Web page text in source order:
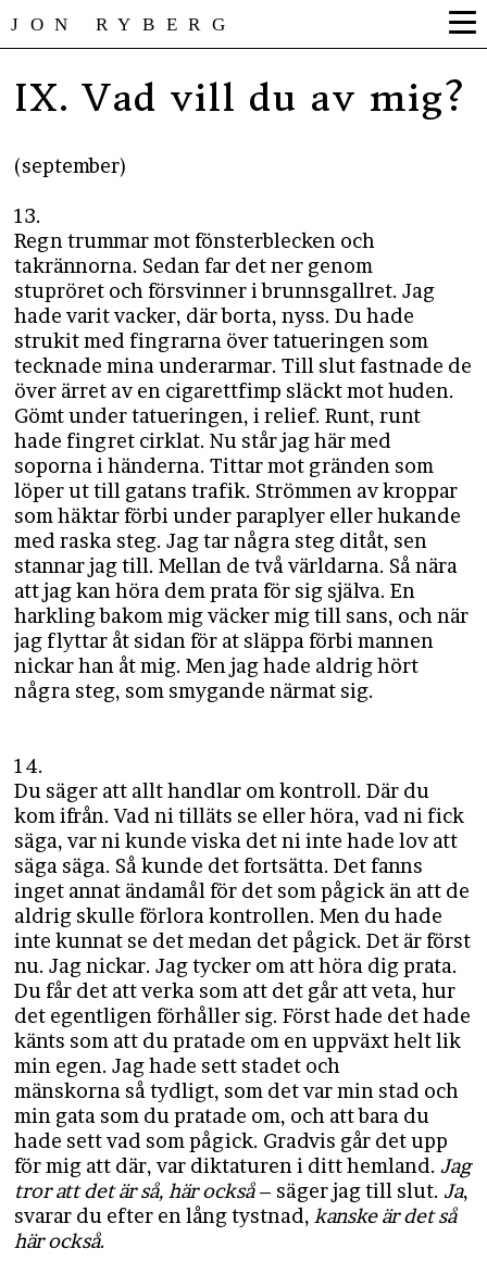
JON RYBERG
IX. Vad vill du av mig?
(september)
13.
Regn trummar mot fönsterblecken och
takrännorna. Sedan far det ner genom
stupröret och försvinner i brunnsgallret. Jag
hade varit vacker, där borta, nyss. Du hade
strukit med fingrarna över tatueringen som
tecknade mina underarmar. Till slut fastnade de
över ärret av en cigarettfimp släckt mot huden.
Gömt under tatueringen, i relief. Runt, runt
hade fingret cirklat. Nu står jag här med
soporna i händerna. Tittar mot gränden som
löper ut till gatans trafik. Strömmen av kroppar
som häktar förbi under paraplyer eller hukande
med raska steg. Jag tar några steg ditåt, sen
stannar jag till. Mellan de två världarna. Så nära
att jag kan höra dem prata för sig själva. En
harkling bakom mig väcker mig till sans, och när
jag flyttar åt sidan för at släppa förbi mannen
nickar han åt mig. Men jag hade aldrig hört
några steg, som smygande närmat sig.
14.
Du säger att allt handlar om kontroll. Där du
kom ifrån. Vad ni tilläts se eller höra, vad ni fick
säga, var ni kunde viska det ni inte hade lov att
säga säga. Så kunde det fortsätta. Det fanns
inget annat ändamål för det som pågick än att de
aldrig skulle förlora kontrollen. Men du hade
inte kunnat se det medan det pågick. Det är först
nu. Jag nickar. Jag tycker om att höra dig prata.
Du får det att verka som att det går att veta, hur
det egentligen förhåller sig. Först hade det hade
känts som att du pratade om en uppväxt helt lik
min egen. Jag hade sett stadet och
mänskorna så tydligt, som det var min stad och
min gata som du pratade om, och att bara du
hade sett vad som pågick. Gradvis går det upp
för mig att där, var diktaturen i ditt hemland. Jag
tror att det är så, här också– säger jag till slut. Ja,
svarar du efter en lång tystnad, kanske är det så
här också.